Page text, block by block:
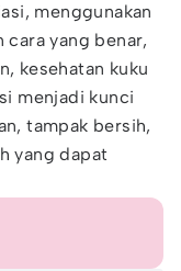
menggunakan
yang benar,
kesehatan kuku
menjadi kunci
tampak bersih,
yang dapat